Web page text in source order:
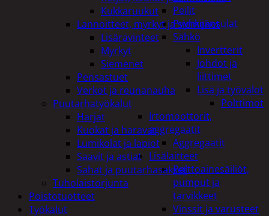
Peilit
Pyyhkijänsulat
Sähkö
Invertterit
Johdot ja
liittimet
Lisä ja työvalot
Polttimot
Irtomoottorit,
aggregaatit
Aggregaatit
Lisälaitteet
Polttoainesäiliöt,
pumput ja
tarvikkeet
Vinssit ja varusteet
Kukkaruukut
Lannoitteet, myrkyt ja siemenet
Lisäravinteet
Myrkyt
Siemenet
Pensastuet
Verkot ja reunanauha
Puutarhatyökalut
Harjat
Kuokat ja haravat
Lumikolat ja lapiot
Saavit ja astiat
Sahat ja puutarhasakset
Tuholaistorjunta
Poistotuotteet
Työkalut